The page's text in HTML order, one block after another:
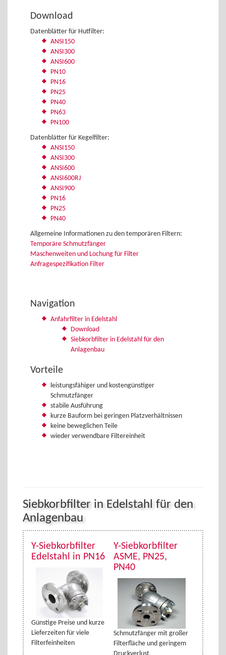
Download
Datenblätter für Hutfilter:
ANSI150
ANSI300
ANSI600
PN10
PN16
PN25
PN40
PN63
PN100
Datenblätter für Kegelfilter:
ANSI150
ANSI300
ANSI600
ANSI600RJ
ANSI900
PN16
PN25
PN40
Allgemeine Informationen zu den temporären Filtern:
Temporäre Schmutzfänger
Maschenweiten und Lochung für Filter
Anfragespezifikation Filter
Navigation
Anfahrfilter in Edelstahl
Download
Siebkorbfilter in Edelstahl für den
Anlagenbau
Vorteile
leistungsfähiger und kostengünstiger
Schmutzfänger
stabile Ausführung
kurze Bauform bei geringen Platzverhältnissen
keine beweglichen Teile
wieder verwendbare Filtereinheit
Siebkorbfilter in Edelstahl für den
Anlagenbau
Y-Siebkorbfilter
Edelstahl in PN16
Günstige Preise und kurze
Lieferzeiten für viele
Filterfeinheiten
Y-Siebkorbfilter
ASME, PN25,
PN40
Schmutzfänger mit großer
Filterfläche und geringem